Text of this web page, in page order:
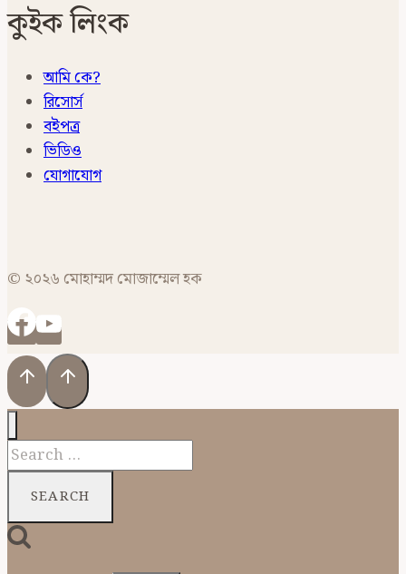
কুইক লিংক
আমি কে?
রিসোর্স
বইপত্র
ভিডিও
যোগাযোগ
© ২০২৬ মোহাম্মদ মোজাম্মেল হক
Search
for: